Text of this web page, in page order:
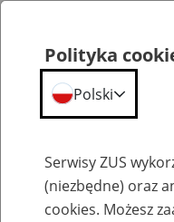
Emerytury
Polityka
Polski
Serwisy ZUS
(niezbędne) oraz
cookies. Możesz